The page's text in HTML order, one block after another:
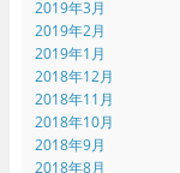
2019年3月
2019年2月
2019年1月
2018年12月
2018年11月
2018年10月
2018年9月
2018年8月